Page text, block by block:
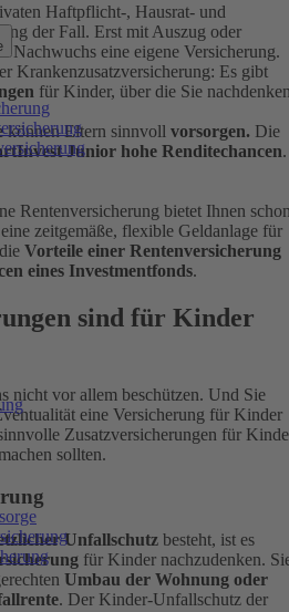
Haftpflicht-, Hausrat- und
der Fall. Erst mit Auszug oder
Nachwuchs eine eigene Versicherung.
Krankenzusatzversicherung: Es gibt
für Kinder, über die Sie
können Eltern sinnvoll vorsorgen. Die
Junior hohe Renditechancen.
Rentenversicherung bietet Ihnen
zeitgemäße, flexible Geldanlage für
Vorteile einer Rentenversicherung
eines Investmentfonds.
sind für Kinder
nicht vor allem beschützen. Und Sie
eine Versicherung für Kinder
Zusatzversicherungen für
sollten.
Unfallschutz besteht, ist es
für Kinder nachzudenken.
Umbau der Wohnung oder
. Der Kinder-Unfallschutz der